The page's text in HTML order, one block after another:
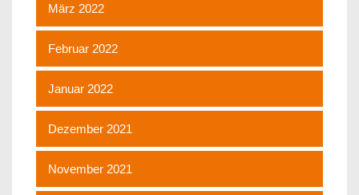
März 2022
Februar 2022
Januar 2022
Dezember 2021
November 2021